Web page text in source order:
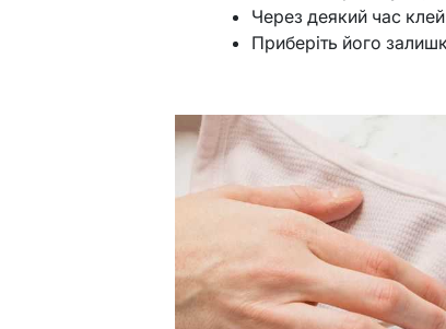
Через деякий час
Приберіть його